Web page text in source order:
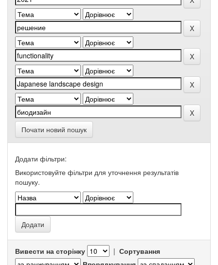
Почати новий пошук
Додати фільтри:
Використовуйте фільтри для уточнення результатів
пошуку.
Вивести на сторінку | Сортування